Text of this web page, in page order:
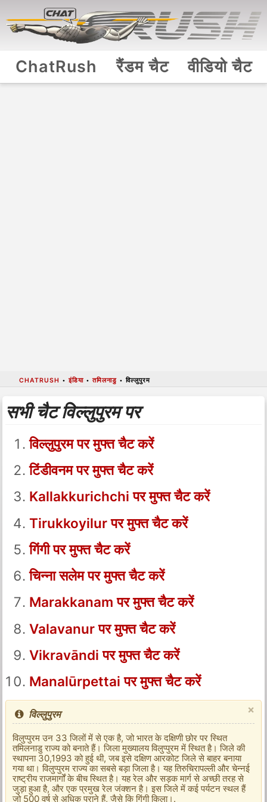
ChatRush रैंडम चैट वीडियो चैट
CHATRUSH •इंडिया•तमिलनाडु•विल्लुपुरम
सभी चैट विल्लुपुरम पर
विल्लुपुरम पर मुफ्त चैट करें
टिंडीवनम पर मुफ्त चैट करें
Kallakkurichchi पर मुफ्त चैट करें
Tirukkoyilur पर मुफ्त चैट करें
गिंगी पर मुफ्त चैट करें
चिन्ना सलेम पर मुफ्त चैट करें
Marakkanam पर मुफ्त चैट करें
Valavanur पर मुफ्त चैट करें
Vikravāndi पर मुफ्त चैट करें
Manalūrpettai पर मुफ्त चैट करें
×
विल्लुपुरम
विलुप्पुरम उन 33 जिलों में से एक है, जो भारत के दक्षिणी छोर पर स्थित
तमिलनाडु राज्य को बनाते हैं। जिला मुख्यालय विलुप्पुरम में स्थित है। जिले की
स्थापना 30,1993 को हुई थी, जब इसे दक्षिण आरकोट जिले से बाहर बनाया
गया था। विलुप्पुरम राज्य का सबसे बड़ा जिला है। यह तिरुचिरापल्ली और चेन्नई
राष्ट्रीय राजमार्गों के बीच स्थित है। यह रेल और सड़क मार्ग से अच्छी तरह से
जुड़ा हुआ है, और एक प्रमुख रेल जंक्शन है। इस जिले में कई पर्यटन स्थल हैं
जो 500 वर्ष से अधिक पुराने हैं, जैसे कि गिंगी किला।.